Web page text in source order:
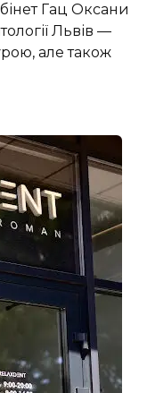
Гац Оксани
Львів —
але також